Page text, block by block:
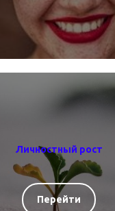
Личностный рост
Перейти